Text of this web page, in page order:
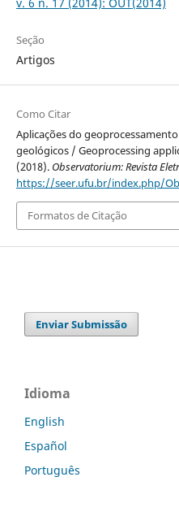
Seção
Artigos
Como Citar
Aplicações do
geológicos / Geoprocessing
(2018). Observatorium: Revista
https://seer.ufu.br/index.php/
Formatos de Citação
Enviar Submissão
Idioma
English
Español
Português